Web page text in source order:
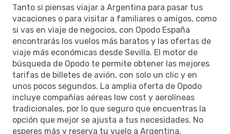
Tanto si piensas viajar a Argentina para pasar tus
vacaciones o para visitar a familiares o amigos, como
si vas en viaje de negocios, con Opodo España
encontrarás los vuelos más baratos y las ofertas de
viaje más económicas desde Sevilla. El motor de
búsqueda de Opodo te permite obtener las mejores
tarifas de billetes de avión, con solo un clic y en
unos pocos segundos. La amplia oferta de Opodo
incluye compañías aéreas low cost y aerolíneas
tradicionales, por lo que seguro que encuentras la
opción que mejor se ajusta a tus necesidades. No
esperes más y reserva tu vuelo a Argentina.